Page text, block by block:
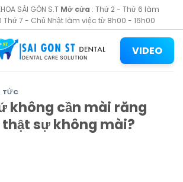
SÀI GÒN S.T Mở cửa : Thứ 2 - Thứ 6 làm
7 - Chủ Nhật làm việc từ 8h00 - 16h00
VIDEO
TỨC
không cần mài răng
thật sự không mài?